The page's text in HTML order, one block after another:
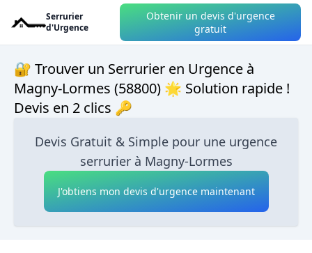
Serrurier
d'Urgence
Obtenir un devis d'urgence
gratuit
🔐 Trouver un Serrurier en Urgence à
Magny-Lormes (58800) 🌟 Solution rapide !
Devis en 2 clics 🔑
Devis Gratuit & Simple pour une urgence
serrurier à Magny-Lormes
J'obtiens mon devis d'urgence maintenant